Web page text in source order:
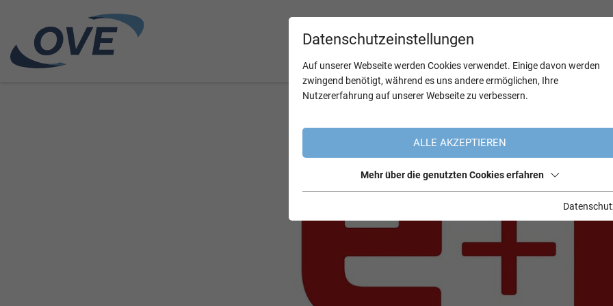
Datenschutzeinstellungen
Auf unserer Webseite werden Cookies verwendet. Einige davon werden
zwingend benötigt, während es uns andere ermöglichen, Ihre
Nutzererfahrung auf unserer Webseite zu verbessern.
ALLE AKZEPTIEREN
Mehr über die genutzten Cookies erfahren